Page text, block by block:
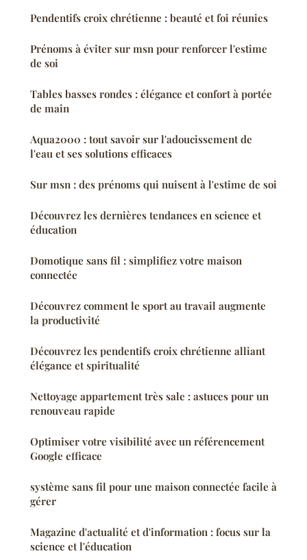
Pendentifs croix chrétienne : beauté et foi réunies
Prénoms à éviter sur msn pour renforcer l'estime
de soi
Tables basses rondes : élégance et confort à portée
de main
Aqua2000 : tout savoir sur l'adoucissement de
l'eau et ses solutions efficaces
Sur msn : des prénoms qui nuisent à l'estime de soi
Découvrez les dernières tendances en science et
éducation
Domotique sans fil : simplifiez votre maison
connectée
Découvrez comment le sport au travail augmente
la productivité
Découvrez les pendentifs croix chrétienne alliant
élégance et spiritualité
Nettoyage appartement très sale : astuces pour un
renouveau rapide
Optimiser votre visibilité avec un référencement
Google efficace
système sans fil pour une maison connectée facile à
gérer
Magazine d'actualité et d'information : focus sur la
science et l'éducation